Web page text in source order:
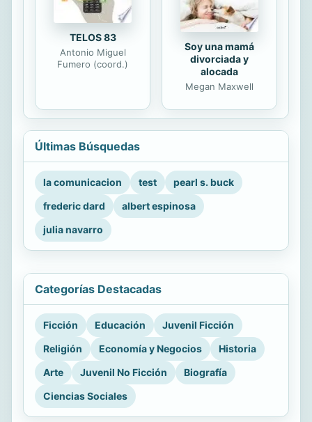
TELOS 83
Antonio Miguel
Fumero (coord.)
Soy una mamá
divorciada y
alocada
Megan Maxwell
Últimas Búsquedas
la comunicacion test
pearl s. buck
frederic dard
albert espinosa
julia navarro
Categorías Destacadas
Ficción Educación
Juvenil Ficción
Religión
Economía y Negocios
Historia
Arte
Juvenil No Ficción
Biografía
Ciencias Sociales